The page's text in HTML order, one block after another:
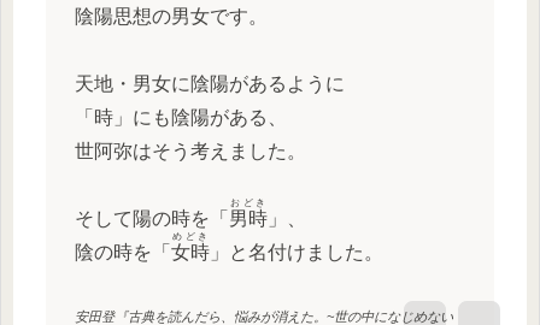
陰陽思想の男女です。
天地・男女に陰陽があるように
「時」にも陰陽がある、
世阿弥はそう考えました。
そして陽の時を「 男時
おどき
」、
陰の時を「 女時
めどき
」と名付けました。
安田登『古典を読んだら、悩みが消えた。~世の中になじめない